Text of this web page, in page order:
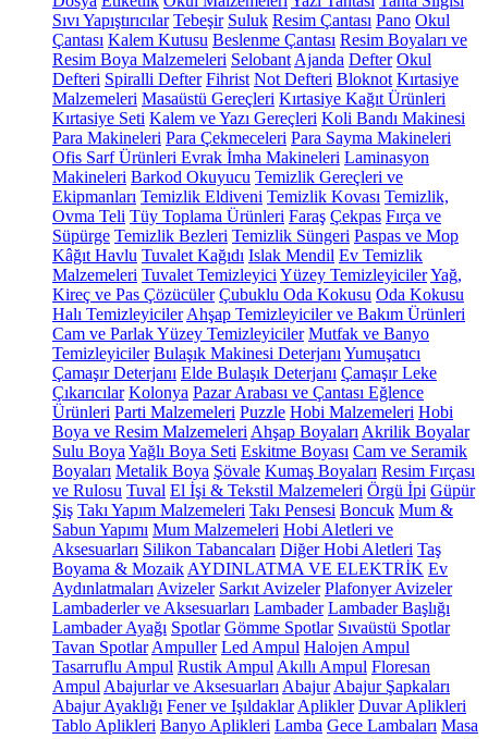
Sıvı Yapıştırıcılar Tebeşir Suluk Resim Çantası Pano Okul
Çantası Kalem Kutusu Beslenme Çantası Resim Boyaları ve
Resim Boya Malzemeleri Selobant Ajanda Defter Okul
Defteri Spiralli Defter Fihrist Not Defteri Bloknot Kırtasiye
Malzemeleri Masaüstü Gereçleri Kırtasiye Kağıt Ürünleri
Kırtasiye Seti Kalem ve Yazı Gereçleri Koli Bandı Makinesi
Para Makineleri Para Çekmeceleri Para Sayma Makineleri
Ofis Sarf Ürünleri Evrak İmha Makineleri Laminasyon
Makineleri Barkod Okuyucu Temizlik Gereçleri ve
Ekipmanları Temizlik Eldiveni Temizlik Kovası Temizlik,
Ovma Teli Tüy Toplama Ürünleri Faraş Çekpas Fırça ve
Süpürge Temizlik Bezleri Temizlik Süngeri Paspas ve Mop
Kâğıt Havlu Tuvalet Kağıdı Islak Mendil Ev Temizlik
Malzemeleri Tuvalet Temizleyici Yüzey TemizleyicilerYağ,
Kireç ve Pas Çözücüler Çubuklu Oda Kokusu Oda Kokusu
Halı Temizleyiciler Ahşap Temizleyiciler ve Bakım Ürünleri
Cam ve Parlak Yüzey Temizleyiciler Mutfak ve Banyo
Temizleyiciler Bulaşık Makinesi Deterjanı Yumuşatıcı
Çamaşır Deterjanı Elde Bulaşık Deterjanı Çamaşır Leke
Çıkarıcılar Kolonya Pazar Arabası ve Çantası Eğlence
Ürünleri Parti Malzemeleri Puzzle Hobi Malzemeleri Hobi
Boya ve Resim Malzemeleri Ahşap Boyaları Akrilik Boyalar
Sulu Boya Yağlı Boya Seti Eskitme Boyası Cam ve Seramik
Boyaları Metalik Boya Şövale Kumaş Boyaları Resim Fırçası
ve Rulosu Tuval El İşi & Tekstil Malzemeleri Örgü İpi Güpür
Şiş Takı Yapım Malzemeleri Takı Pensesi Boncuk Mum &
Sabun Yapımı Mum Malzemeleri Hobi Aletleri ve
Aksesuarları Silikon Tabancaları Diğer Hobi Aletleri Taş
Boyama & Mozaik AYDINLATMA VE ELEKTRİK Ev
Aydınlatmaları Avizeler Sarkıt Avizeler Plafonyer Avizeler
Lambaderler ve Aksesuarları Lambader Lambader Başlığı
Lambader Ayağı Spotlar Gömme Spotlar Sıvaüstü Spotlar
Tavan Spotlar Ampuller Led Ampul Halojen Ampul
Tasarruflu Ampul Rustik Ampul Akıllı Ampul Floresan
Ampul Abajurlar ve Aksesuarları Abajur Abajur Şapkaları
Abajur Ayaklığı Fener ve Işıldaklar Aplikler Duvar Aplikleri
Tablo Aplikleri Banyo Aplikleri Lamba Gece Lambaları Masa